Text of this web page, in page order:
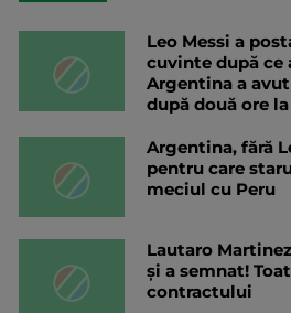
Leo Messi a
cuvinte după ce
Argentina a
după două ore
Argentina, fără
pentru care
meciul cu Peru
Lautaro
și a semnat!
contractului